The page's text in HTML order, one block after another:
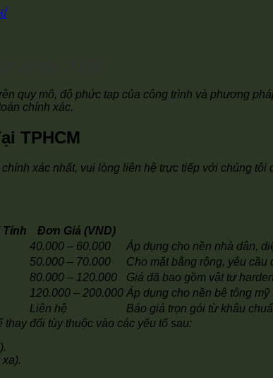
quy mô, độ phức tạp của công trình và phương
chính xác.
TPHCM
xác nhất, vui lòng liên hệ trực tiếp với chúng tôi
Đơn Giá (VND)
40.000 – 60.000
Áp dụng cho nền nhà dân,
50.000 – 70.000
Cho mặt bằng rộng, yêu
80.000 – 120.000
Giá đã bao gồm vật tư
120.000 – 200.000 Áp dụng cho nền bê tông
Liên hệ
Báo giá trọn gói từ khâu
thay đổi tùy thuộc vào các yếu tố sau: